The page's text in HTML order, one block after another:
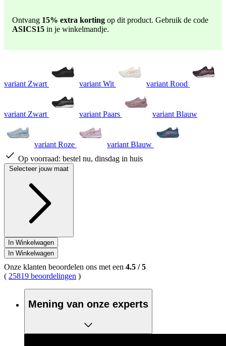
Ontvang 15% extra korting op dit product. Gebruik de code
ASICS15 in je winkelmandje.
variant Zwart variant Wit variant Rood
variant Zwart variant Paars variant Blauw
variant Roze
variant Blauw
Op voorraad: bestel nu, dinsdag in huis
Selecteer jouw maat
In Winkelwagen
In Winkelwagen
Onze klanten beoordelen ons met een 4.5 /5
( 25819 beoordelingen )
Mening van onze experts